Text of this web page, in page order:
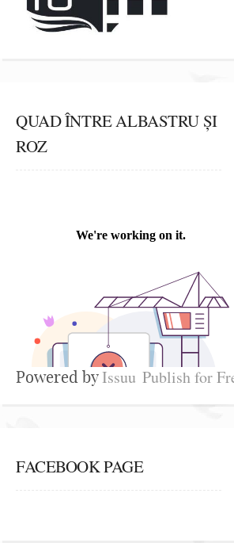
QUAD ÎNTRE ALBASTRU ȘI
ROZ
Powered byIssuu Publish for
FACEBOOK PAGE